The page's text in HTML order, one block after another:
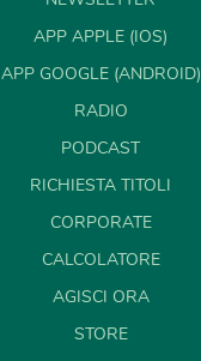
APP APPLE (IOS)
APP GOOGLE (ANDROID)
RADIO
PODCAST
RICHIESTA TITOLI
CORPORATE
CALCOLATORE
AGISCI ORA
STORE